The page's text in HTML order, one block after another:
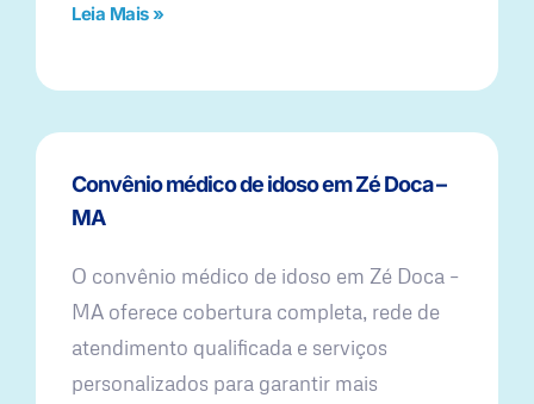
Leia Mais »
Convênio médico de idoso em Zé Doca –
MA
O convênio médico de idoso em Zé Doca –
MA oferece cobertura completa, rede de
atendimento qualificada e serviços
personalizados para garantir mais